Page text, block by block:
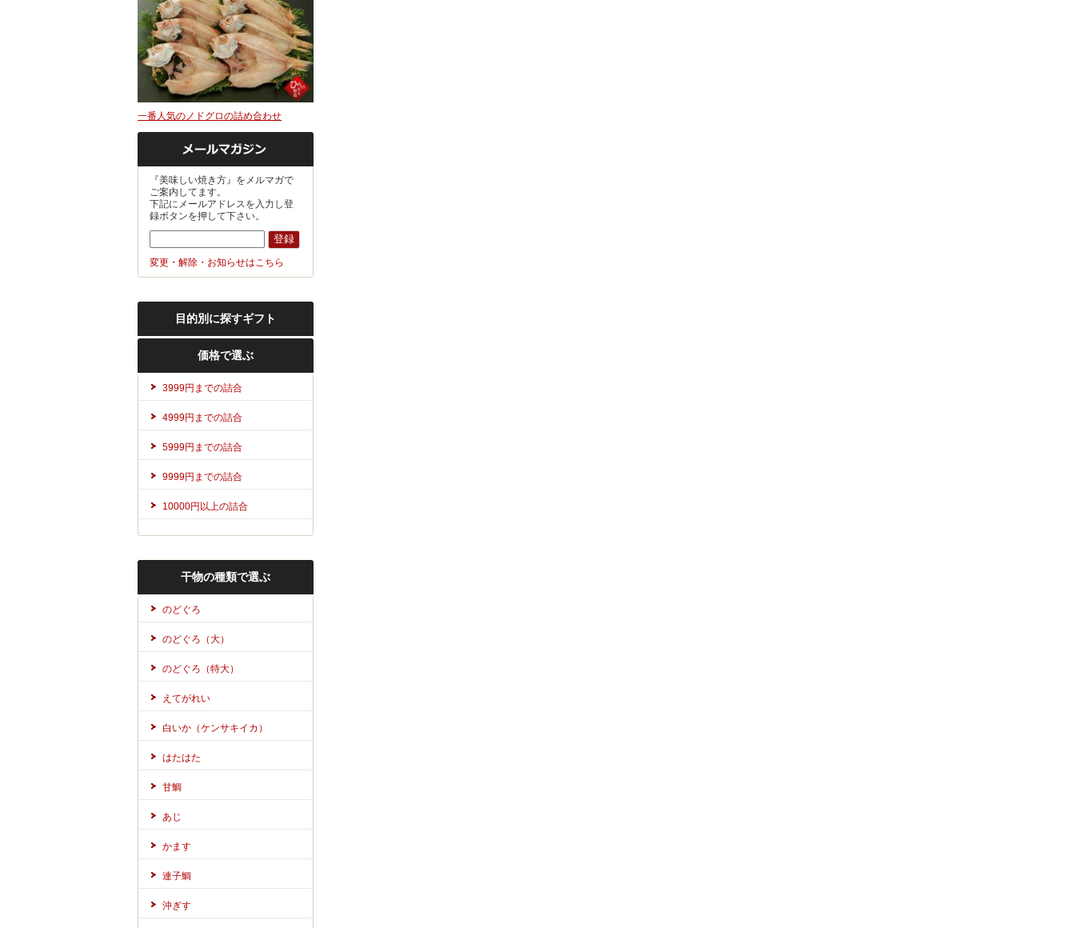
一番人気のノドグロの詰め合わせ
『美味しい焼き方』をメルマガで
ご案内してます。
下記にメールアドレスを入力し登
録ボタンを押して下さい。
変更・解除・お知らせはこちら
目的別に探すギフト
価格で選ぶ
3999円までの詰合
4999円までの詰合
5999円までの詰合
9999円までの詰合
10000円以上の詰合
干物の種類で選ぶ
のどぐろ
のどぐろ（大）
のどぐろ（特大）
えてがれい
白いか（ケンサキイカ）
はたはた
甘鯛
あじ
かます
連子鯛
沖ぎす